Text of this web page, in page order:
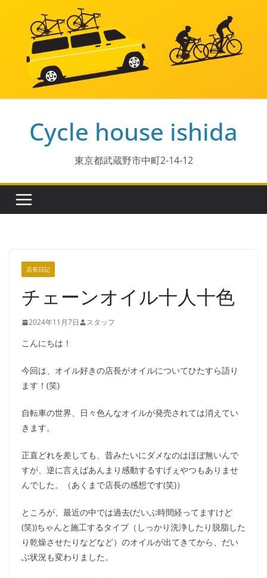
Cycle house ishida
東京都武蔵野市中町2-14-12
店長日記
チェーンオイル十人十色
2024年11月7日 スタッフ
こんにちは！
今回は、オイル好きの店長がオイルについてひたすら語り
ます！(笑)
自転車の世界、日々色んなオイルが発売されては消えてい
きます。
正直どれを差しても、昔みたいにダメなのはほぼ無いんで
すが、逆に言えばあんまり感動するすげぇやつもありませ
んでした。（あくまで店長の感想です(笑)）
ところが、最近の中では過去(だいぶ時間経ってますけど
(笑))ちゃんと施工するタイプ（しっかり洗浄したり脱脂した
り乾燥させたりなどなど）のオイルが出てきてから、だい
ぶ状況も変わりました。